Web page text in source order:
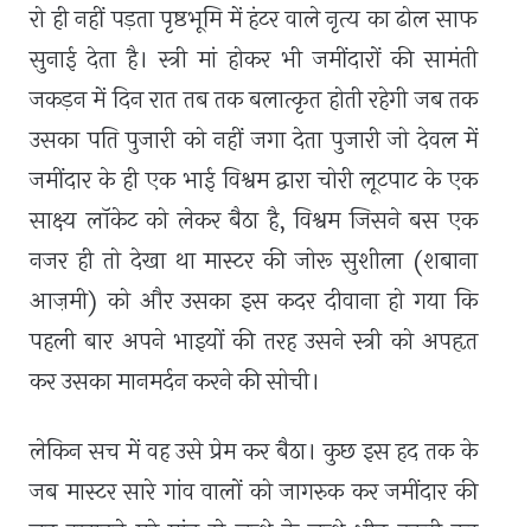
रो ही नहीं पड़ता पृष्ठभूमि में हंटर वाले नृत्य का ढोल साफ
सुनाई देता है। स्त्री मां होकर भी जमींदारों की सामंती
जकड़न में दिन रात तब तक बलात्कृत होती रहेगी जब तक
उसका पति पुजारी को नहीं जगा देता पुजारी जो देवल में
जमींदार के ही एक भाई विश्वम द्वारा चोरी लूटपाट के एक
साक्ष्य लॉकेट को लेकर बैठा है,विश्वम जिसने बस एक
नजर ही तो देखा था मास्टर की जोरू सुशीला (शबाना
आज़मी) को और उसका इस कदर दीवाना हो गया कि
पहली बार अपने भाइयों की तरह उसने स्त्री को अपहृत
कर उसका मानमर्दन करने की सोची।
लेकिन सच में वह उसे प्रेम कर बैठा। कुछ इस हद तक के
जब मास्टर सारे गांव वालों को जागरुक कर जमींदार की